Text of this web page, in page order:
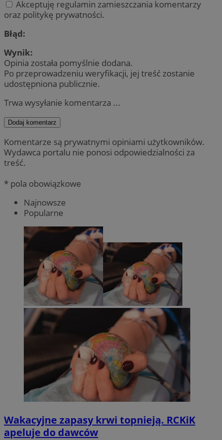
Akceptuję regulamin zamieszczania komentarzy
oraz politykę prywatności.
Błąd:
Wynik:
Opinia została pomyślnie dodana.
Po przeprowadzeniu weryfikacji, jej treść zostanie
udostępniona publicznie.
Trwa wysyłanie komentarza ...
Dodaj komentarz
Komentarze są prywatnymi opiniami użytkowników.
Wydawca portalu nie ponosi odpowiedzialności za
treść.
* pola obowiązkowe
Najnowsze
Popularne
Wakacyjne zapasy krwi topnieją. RCKiK
apeluje do dawców